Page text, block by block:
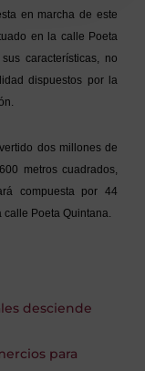
en marcha de este
en la calle Poeta
características, no
dispuestos por la
dos millones de
metros cuadrados,
compuesta por 44
Poeta Quintana.
desciende
para